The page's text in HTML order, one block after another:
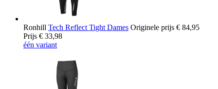
Ronhill Tech Reflect Tight Dames Originele prijs € 84,95
Prijs € 33,98
één variant